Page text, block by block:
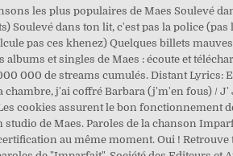
les plus populaires de Maes Soulevé
Soulevé dans ton lit, c'est pas la police
pas ces khenez) Quelques billets
albums et singles de Maes : écoute et
000 de streams cumulés. Distant Lyrics:
chambre, j'ai coffré Barbara (j'm'en fous) /
cookies assurent le bon fonctionnement
de Maes. Paroles de la chanson
au même moment. Oui !